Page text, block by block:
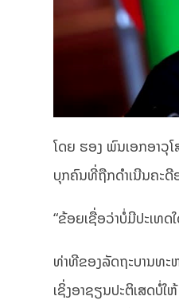
ໂດຍ ຮອງ ພົນເອກອາວຸ
ບຸກຄົນທີ່ຖືກດຳເນີນຄະ
“ຂ້ອຍເຊື່ອວ່າບໍ່ມີປະເທ
ທ່າທີຂອງລັດຖະບານທະ
ເຊິ່ງອາຊຽນປະຕິເສດບໍ່